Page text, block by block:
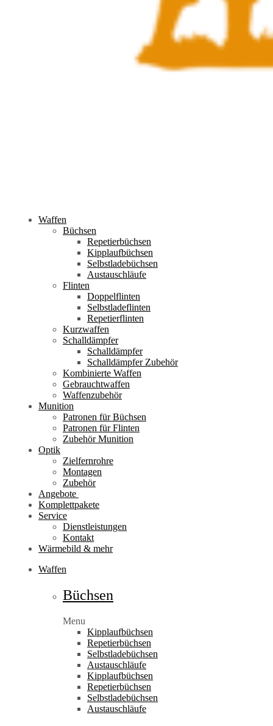
Waffen
Büchsen
Repetierbüchsen
Kipplaufbüchsen
Selbstladebüchsen
Austauschläufe
Flinten
Doppelflinten
Selbstladeflinten
Repetierflinten
Kurzwaffen
Schalldämpfer
Schalldämpfer
Schalldämpfer Zubehör
Kombinierte Waffen
Gebrauchtwaffen
Waffenzubehör
Munition
Patronen für Büchsen
Patronen für Flinten
Zubehör Munition
Optik
Zielfernrohre
Montagen
Zubehör
Angebote
Komplettpakete
Service
Dienstleistungen
Kontakt
Wärmebild & mehr
Waffen
Büchsen
Menu
Kipplaufbüchsen
Repetierbüchsen
Selbstladebüchsen
Austauschläufe
Kipplaufbüchsen
Repetierbüchsen
Selbstladebüchsen
Austauschläufe